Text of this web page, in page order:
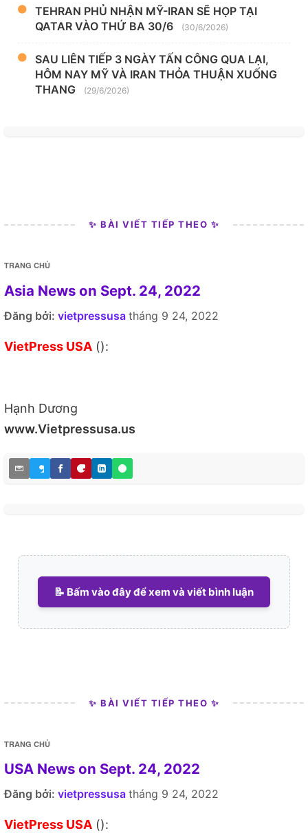
TEHRAN PHỦ NHẬN MỸ-IRAN SẼ HỌP TẠI
QATAR VÀO THỨ BA 30/6
(30/6/2026)
SAU LIÊN TIẾP 3 NGÀY TẤN CÔNG QUA LẠI,
HÔM NAY MỸ VÀ IRAN THỎA THUẬN XUỐNG
THANG
(29/6/2026)
✨ BÀI VIẾT TIẾP THEO ✨
TRANG CHỦ
Asia News on Sept. 24, 2022
Đăng bởi: vietpressusa tháng 9 24, 2022
VietPress USA ():
Hạnh Dương
www.Vietpressusa.us
📝 Bấm vào đây để xem và viết bình luận
✨ BÀI VIẾT TIẾP THEO ✨
TRANG CHỦ
USA News on Sept. 24, 2022
Đăng bởi: vietpressusa tháng 9 24, 2022
VietPress USA ():